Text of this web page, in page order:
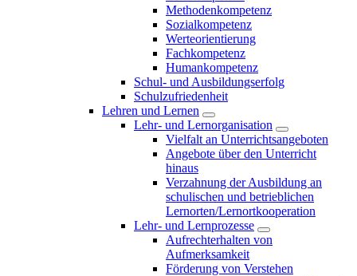
Methodenkompetenz
Sozialkompetenz
Werteorientierung
Fachkompetenz
Humankompetenz
Schul- und Ausbildungserfolg
Schulzufriedenheit
Lehren und Lernen
Lehr- und Lernorganisation
Vielfalt an Unterrichtsangeboten
Angebote über den Unterricht
hinaus
Verzahnung der Ausbildung an
schulischen und betrieblichen
Lernorten/Lernortkooperation
Lehr- und Lernprozesse
Aufrechterhalten von
Aufmerksamkeit
Förderung von Verstehen